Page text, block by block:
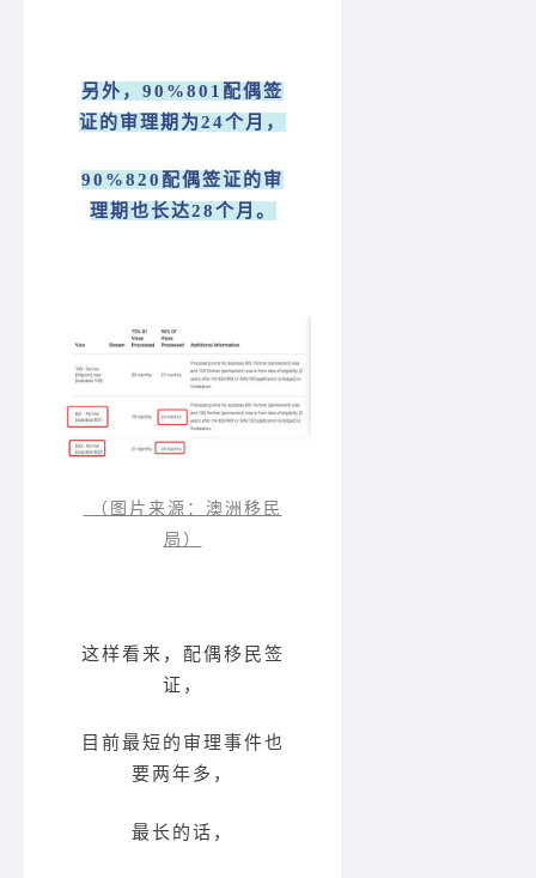
另外，90%801配偶签
证的审理期为24个月，
90%820配偶签证的审
理期也长达28个月。
（图片来源：澳洲移民
局）
这样看来，配偶移民签
证，
目前最短的审理事件也
要两年多，
最长的话，